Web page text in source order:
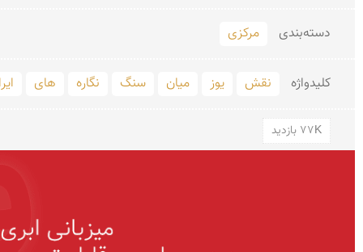
دسته‌بندی مرکزی
کلید‌واژه نقش یوز میان سنگ نگاره های
77K بازدید